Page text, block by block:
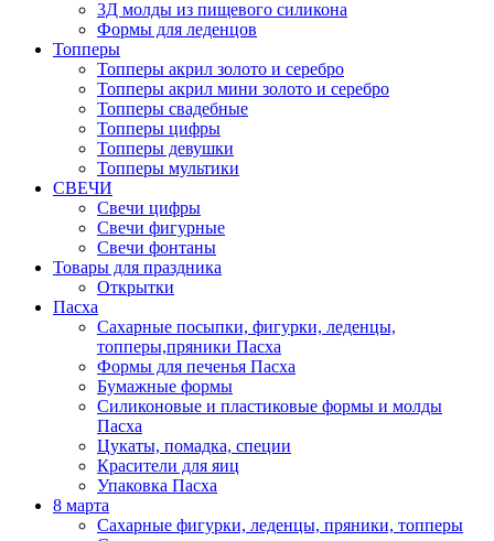
3Д молды из пищевого силикона
Формы для леденцов
Топперы
Топперы акрил золото и серебро
Топперы акрил мини золото и серебро
Топперы свадебные
Топперы цифры
Топперы девушки
Топперы мультики
СВЕЧИ
Свечи цифры
Свечи фигурные
Свечи фонтаны
Товары для праздника
Открытки
Пасха
Сахарные посыпки, фигурки, леденцы,
топперы,пряники Пасха
Формы для печенья Пасха
Бумажные формы
Силиконовые и пластиковые формы и молды
Пасха
Цукаты, помадка, специи
Красители для яиц
Упаковка Пасха
8 марта
Сахарные фигурки, леденцы, пряники, топперы